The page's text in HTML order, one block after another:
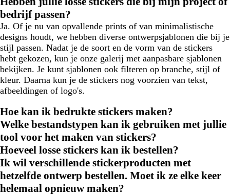
bedrijf passen?
Ja. Of je nu van opvallende prints of van minimalistische
designs houdt, we hebben diverse ontwerpsjablonen die bij je
stijl passen. Nadat je de soort en de vorm van de stickers
hebt gekozen, kun je onze galerij met aanpasbare sjablonen
bekijken. Je kunt sjablonen ook filteren op branche, stijl of
kleur. Daarna kun je de stickers nog voorzien van tekst,
afbeeldingen of logo's.
Hoe kan ik bedrukte stickers maken?
Welke bestandstypen kan ik gebruiken met jullie
tool voor het maken van stickers?
Hoeveel losse stickers kan ik bestellen?
Ik wil verschillende stickerproducten met
hetzelfde ontwerp bestellen. Moet ik ze elke keer
helemaal opnieuw maken?